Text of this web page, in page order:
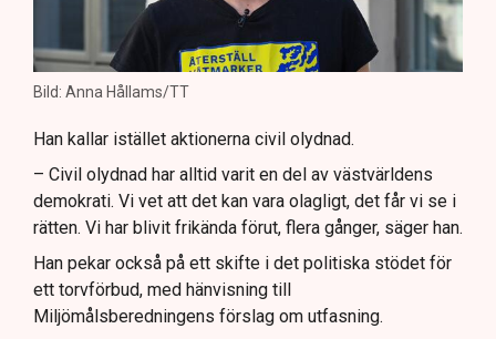
Bild: Anna Hållams/TT
Han kallar istället aktionerna civil olydnad.
– Civil olydnad har alltid varit en del av västvärldens
demokrati. Vi vet att det kan vara olagligt, det får vi se i
rätten. Vi har blivit frikända förut, flera gånger, säger han.
Han pekar också på ett skifte i det politiska stödet för
ett torvförbud, med hänvisning till
Miljömålsberedningens förslag om utfasning.